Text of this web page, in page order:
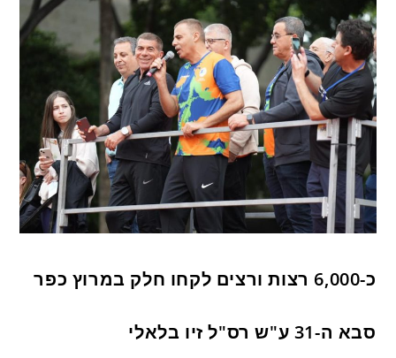
כ-6,000 רצות ורצים לקחו חלק במרוץ כפר
סבא ה-31 ע"ש רס"ל זיו בלאלי